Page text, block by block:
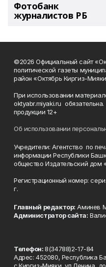
Фотобанк
журналистов РБ
©2026 Официальный сайт
политической газеты
район «Октябрь Киргиз-
При использовании
oktyabr.miyaki.ru
продукции 12+
Об использовании
Учредители: Агентство по
информации Республики
общество Издательский дом
Регистрационный номер:
г.
Главный редактор: Аминев
Администратор сайта:
Телефон:8(34788)2-17-84
Адрес: 452080, Республика